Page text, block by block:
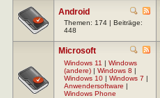
Android
Themen: 174 | Beiträge:
448
Microsoft
Windows 11 | Windows
(andere) | Windows 8 |
Windows 10 | Windows 7 |
Anwendersoftware |
Windows Phone